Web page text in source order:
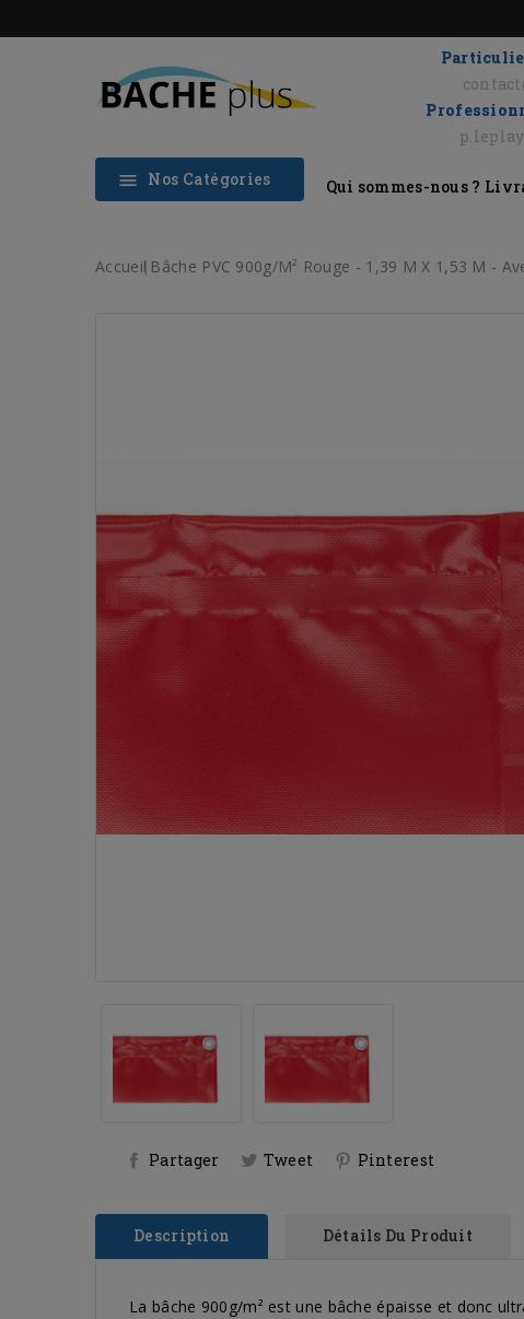
 Nos Catégories Qui sommes-nous ?
Accueil Bâche PVC 900g/m² Rouge - 1,39 M X 1,53 M -
Partager Tweet Pinterest
Description Détails Du Produit
La bâche 900g/m² est une bâche épaisse et donc